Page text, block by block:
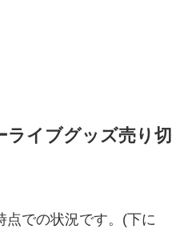
ライブグッズ売り切
での状況です。(下に